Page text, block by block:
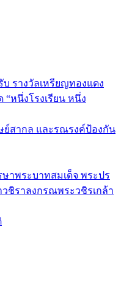
บ รางวัลเหรียญทองแดง
หนึ่งโรงเรียน หนึ่ง
สากล และรณรงค์ป้องกัน
าพระบาทสมเด็จ พระปร
ชิราลงกรณพระวชิรเกล้า